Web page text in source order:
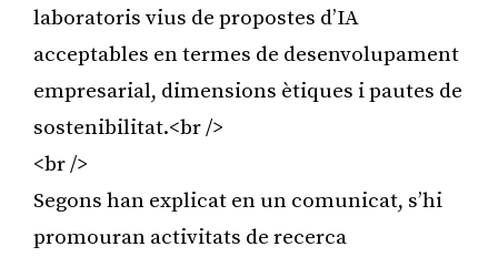
laboratoris vius de propostes d’IA
acceptables en termes de desenvolupament
empresarial, dimensions ètiques i pautes de
sostenibilitat.<br />
<br />
Segons han explicat en un comunicat, s’hi
promouran activitats de recerca